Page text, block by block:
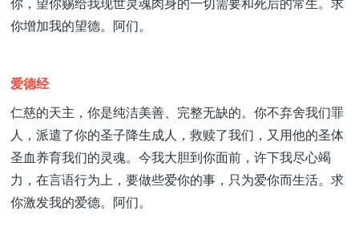
你增加我的望德。阿们。
爱德经
仁慈的天主，你是纯洁美善、完整无缺的。你不弃舍我们罪
人，派遣了你的圣子降生成人，救赎了我们，又用他的圣体
圣血养育我们的灵魂。今我大胆到你面前，许下我尽心竭
力，在言语行为上，要做些爱你的事，只为爱你而生活。求
你激发我的爱德。阿们。